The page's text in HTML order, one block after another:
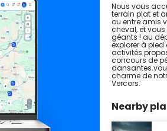
Nous vous
terrain plat et
ou entre amis
cheval, et
géants ! au
explorer à
activités
concours de
charme de
Vercors.
Nearby